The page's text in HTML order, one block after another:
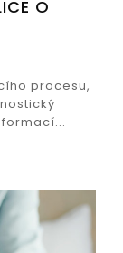
O
procesu,